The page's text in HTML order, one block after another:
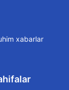
xabarlar